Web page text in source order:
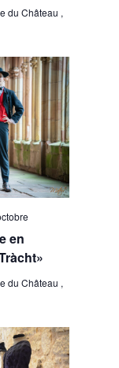
du Château ,
en
du Château ,